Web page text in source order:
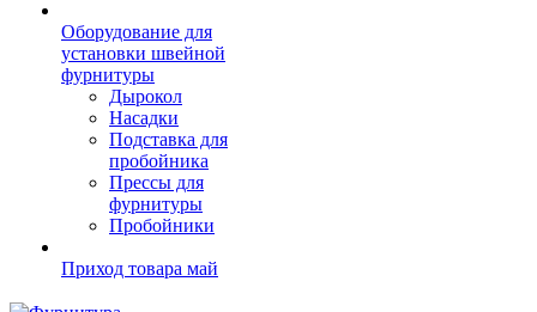
Оборудование для
установки швейной
фурнитуры
Дырокол
Насадки
Подставка для
пробойника
Прессы для
фурнитуры
Пробойники
Приход товара май